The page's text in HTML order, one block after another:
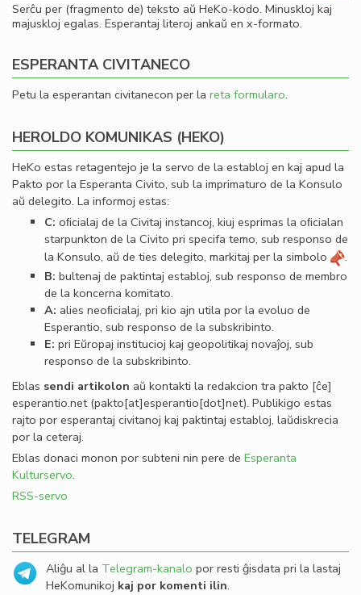
Serĉu per (fragmento de) teksto aŭ HeKo-kodo. Minuskloj kaj
majuskloj egalas. Esperantaj literoj ankaŭ en x-formato.
ESPERANTA CIVITANECO
Petu la esperantan civitanecon per la reta formularo.
HEROLDO KOMUNIKAS (HEKO)
HeKo estas retagentejo je la servo de la establoj en kaj apud la
Pakto por la Esperanta Civito, sub la imprimaturo de la Konsulo
aŭ delegito. La informoj estas:
C: oﬁcialaj de la Civitaj instancoj, kiuj esprimas la oﬁcialan
starpunkton de la Civito pri specifa temo, sub responso de
la Konsulo, aŭ de ties delegito, markitaj per la simbolo
.
B: bultenaj de paktintaj establoj, sub responso de membro
de la koncerna komitato.
A: alies neoﬁcialaj, pri kio ajn utila por la evoluo de
Esperantio, sub responso de la subskribinto.
E: pri Eŭropaj institucioj kaj geopolitikaj novaĵoj, sub
responso de la subskribinto.
Eblas sendi artikolon aŭ kontakti la redakcion tra pakto [ĉe]
esperantio.net(pakto[at]esperantio[dot]net). Publikigo estas
rajto por esperantaj civitanoj kaj paktintaj establoj, laŭdiskrecia
por la ceteraj.
Eblas donaci monon por subteni nin pere de Esperanta
Kulturservo.
RSS-servo
TELEGRAM
Aliĝu al la Telegram-kanalo por resti ĝisdata pri la lastaj
HeKomunikoj kaj por komenti ilin.